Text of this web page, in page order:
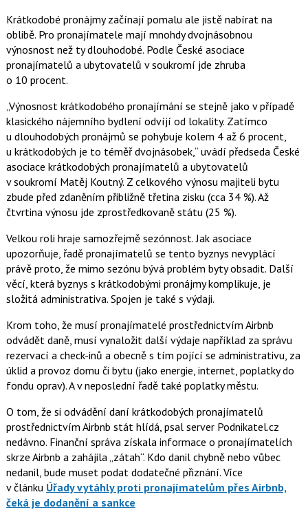
Krátkodobé pronájmy začínají pomalu ale jistě nabírat na
oblibě. Pro pronajímatele mají mnohdy dvojnásobnou
výnosnost než ty dlouhodobé. Podle České asociace
pronajímatelů a ubytovatelů v soukromí jde zhruba
o 10 procent.
Výnosnost krátkodobého pronajímání se stejně jako v případě
klasického nájemního bydlení odvíjí od lokality. Zatímco
u dlouhodobých pronájmů se pohybuje kolem 4 až 6 procent,
u krátkodobých je to téměř dvojnásobek, uvádí předseda České
asociace krátkodobých pronajímatelů a ubytovatelů
v soukromí Matěj Koutný. Z celkového výnosu majiteli bytu
zbude před zdaněním přibližně třetina zisku (cca 34 %). Až
čtvrtina výnosu jde zprostředkovaně státu (25 %).
Velkou roli hraje samozřejmě sezónnost. Jak asociace
upozorňuje, řadě pronajímatelů se tento byznys nevyplácí
právě proto, že mimo sezónu bývá problém bytyobsadit. Další
věcí, která byznys s krátkodobými pronájmy komplikuje, je
složitá administrativa. Spojen je také s výdaji.
Krom toho, že musí pronajímatelé prostřednictvím Airbnb
odvádět daně, musí vynaložit další výdaje například zasprávu
rezervací a check-inů a obecně s tím pojící se administrativu, za
úklid a provoz domu či bytu (jako energie, internet, poplatky do
fondu oprav). A v neposlední řadě také poplatky městu.
O tom, že si odvádění daní krátkodobých pronajímatelů
prostřednictvím Airbnb stát hlídá, psal server Podnikatel.cz
nedávno. Finanční správa získala informace o pronajímatelích
skrze Airbnb a zahájila „zátah“. Kdo danil chybně nebo vůbec
nedanil, bude muset podat dodatečné přiznání. Více
v článku Úřady vytáhly proti pronajímatelům přes Airbnb,
čeká je dodanění a sankce